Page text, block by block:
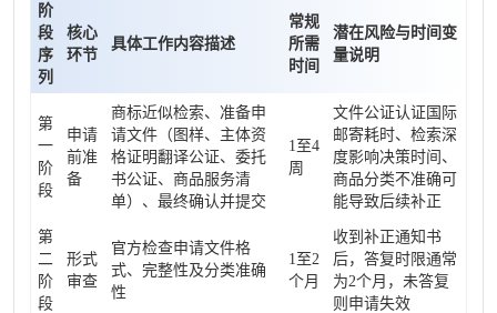
阶
段
序
列
核心
环节
具体工作内容描述
常规
所需
时间
潜在风险与时间变
量说明
第
一
阶
段
申请
前准
备
商标近似检索、准备申
请文件（图样、主体资
格证明翻译公证、委托
书公证、商品服务清
单）、最终确认并提交
1至4
周
文件公证认证国际
邮寄耗时、检索深
度影响决策时间、
商品分类不准确可
能导致后续补正
第
二
阶
段
形式
审查
官方检查申请文件格
式、完整性及分类准确
性
1至2
个月
收到补正通知书
后，答复时限通常
为2个月，未答复
则申请失效